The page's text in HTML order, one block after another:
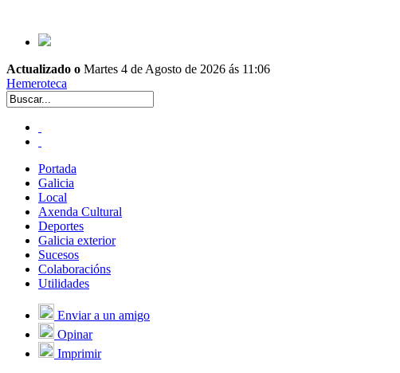
Actualizado o Martes 4 de Agosto de 2026 ás 11:06
Hemeroteca
Portada
Galicia
Local
Axenda Cultural
Deportes
Galicia exterior
Sucesos
Colaboracións
Utilidades
Enviar a un amigo
Opinar
Imprimir